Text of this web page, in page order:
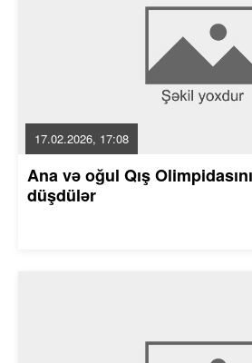
17.02.2026, 17:08
Ana və oğul Qış
düşdülər